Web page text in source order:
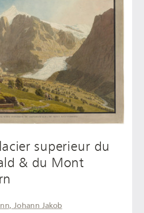
superieur du
& du Mont
Johann Jakob